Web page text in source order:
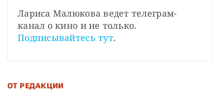
Лариса Малюкова ведет телеграм-
Подписывайтесь тут.
ОТ РЕДАКЦИИ